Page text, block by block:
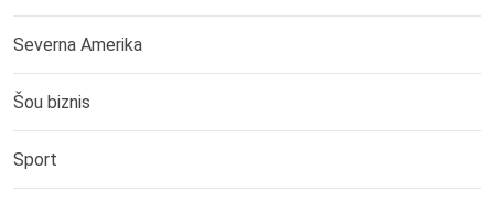
Severna Amerika
Šou biznis
Sport